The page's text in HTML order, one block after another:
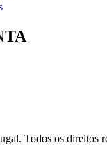
Todos os direitos